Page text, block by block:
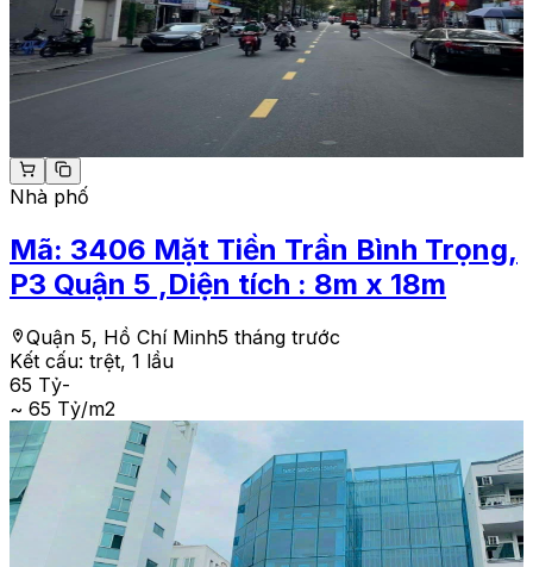
Nhà phố
Mã: 3406 Mặt Tiền Trần Bình Trọng,
P3 Quận 5 ,Diện tích : 8m x 18m
Quận 5, Hồ Chí Minh5 tháng trước
Kết cấu: trệt, 1 lầu
65 Tỷ-
~ 65 Tỷ/m2